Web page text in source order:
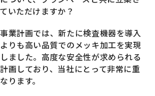
いただけますか？
業計画では、新たに検査機器を導入
りも高い品質でのメッキ加工を実現
ました。高度な安全性が求められる
画しており、当社にとって非常に重
ります。